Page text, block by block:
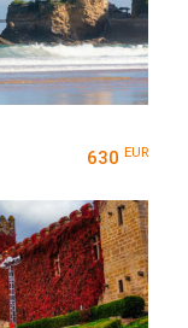
630 EUR